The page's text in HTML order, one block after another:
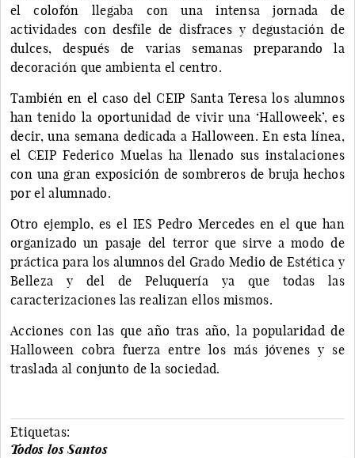
el colofón llegaba con una intensa jornada de
actividades con desfile de disfraces y degustación de
dulces, después de varias semanas preparando la
decoración que ambienta el centro.
También en el caso del CEIP Santa Teresa los alumnos
han tenido la oportunidad de vivir una ‘Halloweek’, es
decir, una semana dedicada a Halloween. En esta línea,
el CEIP Federico Muelas ha llenado sus instalaciones
con una gran exposición de sombreros de bruja hechos
por el alumnado.
Otro ejemplo, es el IES Pedro Mercedes en el que han
organizado un pasaje del terror que sirve a modo de
práctica para los alumnos del Grado Medio de Estética y
Belleza y del de Peluquería ya que todas las
caracterizaciones las realizan ellos mismos.
Acciones con las que año tras año, la popularidad de
Halloween cobra fuerza entre los más jóvenes y se
traslada al conjunto de la sociedad.
Etiquetas:
Todos los Santos